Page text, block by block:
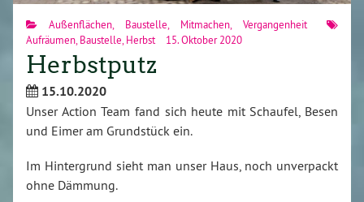
Außenflächen Baustelle Mitmachen
Vergangenheit
Aufräumen Baustelle Herbst 15. Oktober 2020
Herbstputz
15.10.2020
Unser Action Team fand sich heute mit Schaufel, Besen
und Eimer am Grundstück ein.
Im Hintergrund sieht man unser Haus, noch unverpackt
ohne Dämmung.